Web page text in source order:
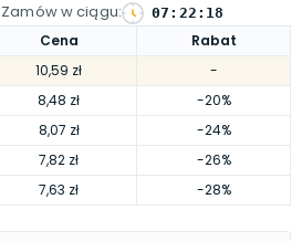
Cena
Rabat
10,59 zł
-
8,48 zł
-20%
8,07 zł
-24%
7,82 zł
-26%
7,63 zł -28%
Zamów w ciągu: 07 : 22 : 17